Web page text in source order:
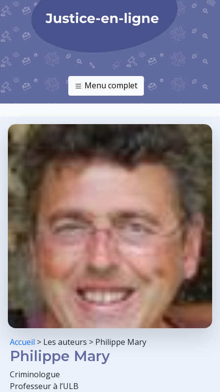
Menu complet
Accueil > Les auteurs > Philippe Mary
Philippe Mary
Criminologue
Professeur à l’ULB